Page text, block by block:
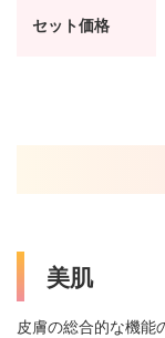
セット価格
美肌
皮膚の総合的な機能